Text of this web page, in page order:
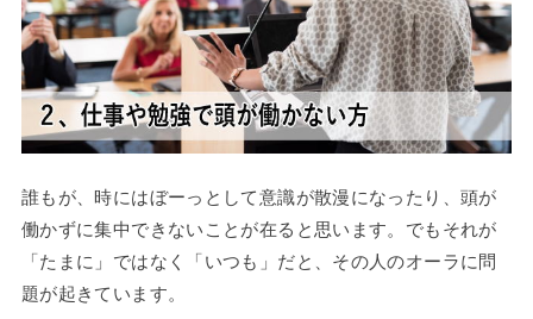
誰もが、時にはぼーっとして意識が散漫になったり、頭が
働かずに集中できないことが在ると思います。でもそれが
「たまに」ではなく「いつも」だと、その人のオーラに問
題が起きています。